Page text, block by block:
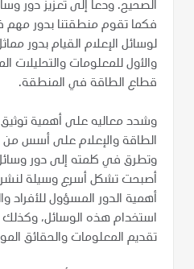
الصحيح. ودعا إلى تعزيز دور
فكما تقوم منطقتنا بدور
لوسائل الإعلام القيام بدور
والأول للمعلومات والتحليلات
قطاع الطاقة في المنطقة.
وشدد معاليه على أهمية
الطاقة والإعلام على أسس من
وتطرق في كلمته إلى دور
أصبحت تشكل أسرع وسيلة
أهمية الدور المسؤول
استخدام هذه الوسائل،
تقديم المعلومات والحقائق